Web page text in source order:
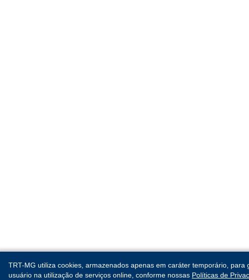
TRT-MG utiliza cookies, armazenados apenas em caráter temporário,
usuário na utilização de serviços online, conforme nossas Políticas de